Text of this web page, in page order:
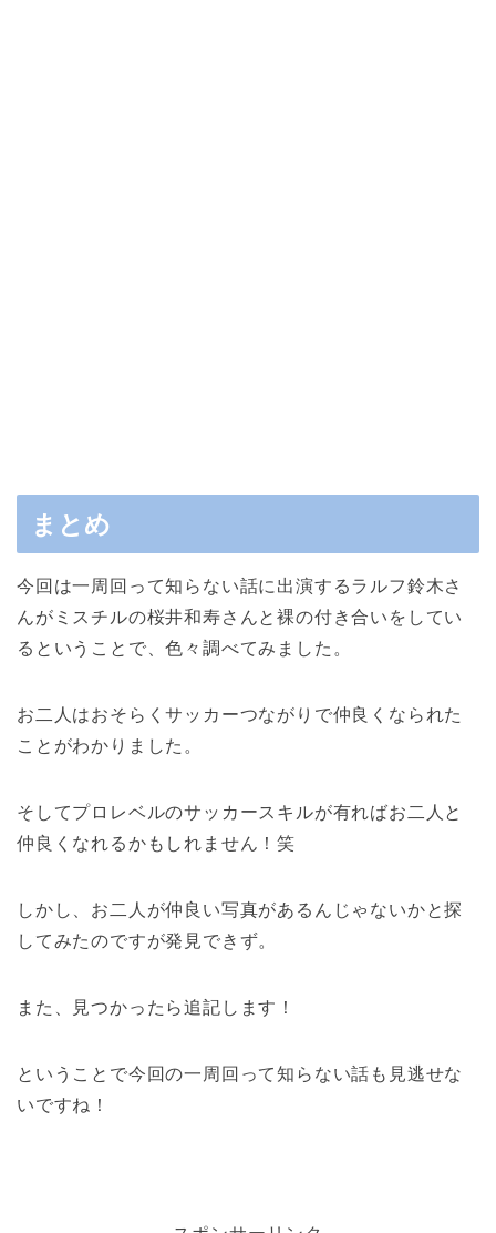
まとめ
今回は一周回って知らない話に出演するラルフ鈴木さ
んがミスチルの桜井和寿さんと裸の付き合いをしてい
るということで、色々調べてみました。
お二人はおそらくサッカーつながりで仲良くなられた
ことがわかりました。
そしてプロレベルのサッカースキルが有ればお二人と
仲良くなれるかもしれません！笑
しかし、お二人が仲良い写真があるんじゃないかと探
してみたのですが発見できず。
また、見つかったら追記します！
ということで今回の一周回って知らない話も見逃せな
いですね！